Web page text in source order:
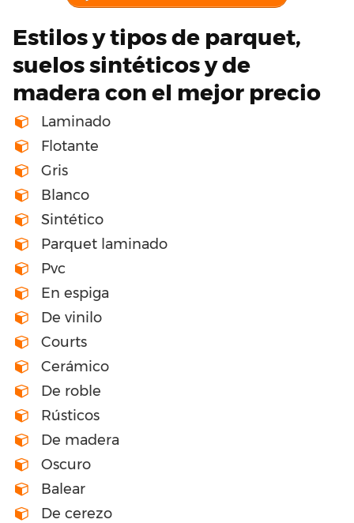
Estilos y tipos de parquet,
suelos sintéticos y de
madera con el mejor precio
Laminado
Flotante
Gris
Blanco
Sintético
Parquet laminado
Pvc
En espiga
De vinilo
Courts
Cerámico
De roble
Rústicos
De madera
Oscuro
Balear
De cerezo